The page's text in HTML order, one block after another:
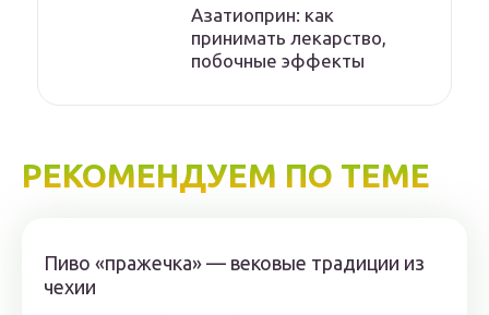
Азатиоприн: как
принимать лекарство,
побочные эффекты
РЕКОМЕНДУЕМ ПО ТЕМЕ
Пиво «пражечка» — вековые традиции из
чехии